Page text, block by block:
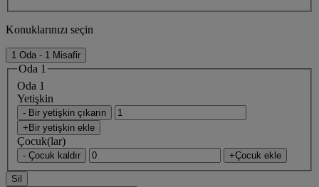
Konuklarınızı seçin
1 Oda - 1 Misafir
Oda 1
Oda 1
Yetişkin
- Bir yetişkin çıkarın
+Bir yetişkin ekle
Çocuk(lar)
- Çocuk kaldır +Çocuk ekle
Sil